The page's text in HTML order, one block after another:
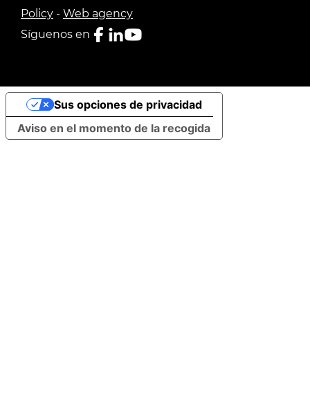
Policy - Web agency
Síguenos en
Aviso en el momento de la recogida
Sus opciones de privacidad